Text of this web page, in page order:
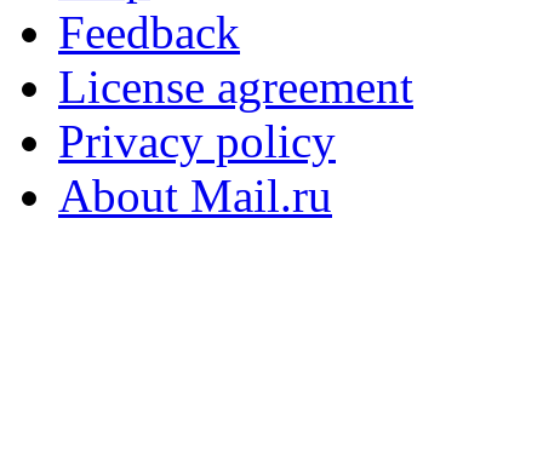
Feedback
License agreement
Privacy policy
About Mail.ru